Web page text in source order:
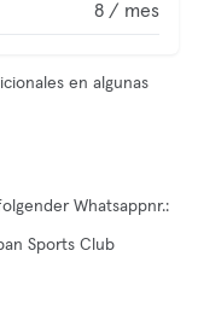
8 / mes
en algunas
Whatsappnr.:
Sports Club